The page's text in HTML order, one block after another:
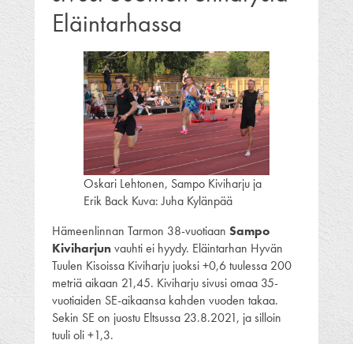
Eläintarhassa
Oskari Lehtonen, Sampo Kiviharju ja
Erik Back Kuva: Juha Kylänpää
Hämeenlinnan Tarmon 38-vuotiaan Sampo
Kiviharjunvauhti ei hyydy. Eläintarhan Hyvän
Tuulen Kisoissa Kiviharju juoksi +0,6 tuulessa 200
metriä aikaan 21,45. Kiviharju sivusi omaa 35-
vuotiaiden SE-aikaansa kahden vuoden takaa.
Sekin SE on juostu Eltsussa 23.8.2021, ja silloin
tuuli oli +1,3.